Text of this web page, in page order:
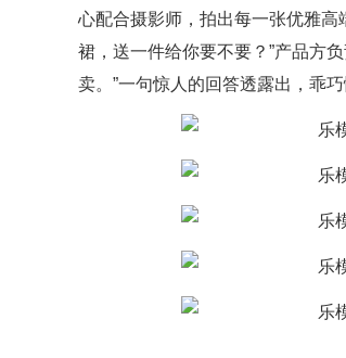
心配合摄影师，拍出每一张优雅
裙，送一件给你要不要？”产品方
卖。”一句惊人的回答透露出，乖